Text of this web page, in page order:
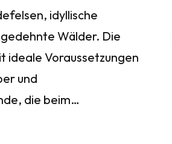
idyllische
Wälder. Die
ideale Voraussetzungen
und
die beim…